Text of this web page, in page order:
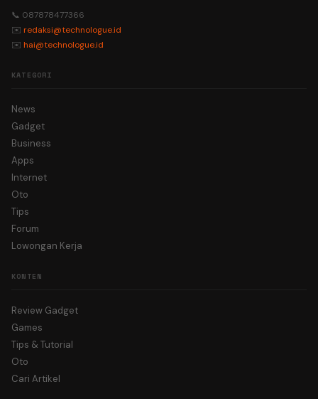
📞 087878477366
✉️ redaksi@technologue.id
✉️ hai@technologue.id
KATEGORI
News
Gadget
Business
Apps
Internet
Oto
Tips
Forum
Lowongan Kerja
KONTEN
Review Gadget
Games
Tips & Tutorial
Oto
Cari Artikel